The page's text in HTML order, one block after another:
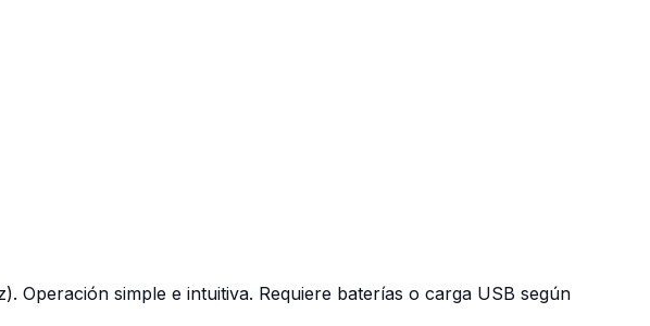
Operación simple e intuitiva. Requiere baterías o carga USB según